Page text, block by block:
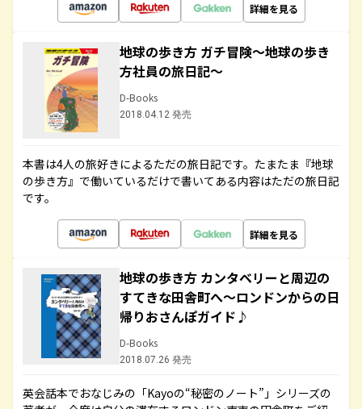
詳細を見る
地球の歩き方 ガチ冒険～地球の歩き
方社員の旅日記～
D-Books
2018.04.12 発売
本書は4人の旅好きによるただの旅日記です。たまたま『地球
の歩き方』で働いているだけで書いてある内容はただの旅日記
です。
詳細を見る
地球の歩き方 カンタベリーと周辺の
すてきな田舎町へ～ロンドンからの日
帰りおさんぽガイド♪
D-Books
2018.07.26 発売
英会話本でおなじみの「Kayoの“秘密のノート”」シリーズの